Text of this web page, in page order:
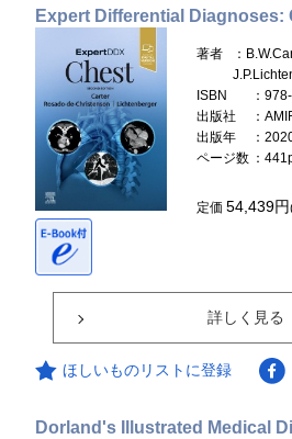
Expert Differential Diagnoses:
著者
：
ISBN
：
出版社
：
出版年
：
ページ数 ：
定価54,439円
詳しく見る
ほしいものリストに登録
Dorland's Illustrated Medical